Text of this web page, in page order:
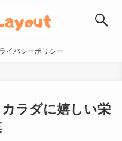
イバシーポリシー
ラダに嬉しい栄